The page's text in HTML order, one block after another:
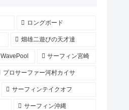
ロングボード
畑雄二遊びの天才達
WavePool サーフィン宮崎
プロサーファー河村カイサ
サーフィンテイクオフ
サーフィン沖縄